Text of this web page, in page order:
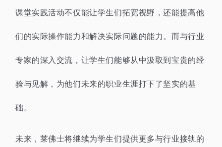
课堂实践活动不仅能让学生们拓宽视野，还能提高他
们的实际操作能力和解决实际问题的能力。而与行业
专家的深入交流，让学生们能够从中汲取到宝贵的经
验与见解，为他们未来的职业生涯打下了坚实的基
础。
未来，莱佛士将继续为学生们提供更多与行业接轨的